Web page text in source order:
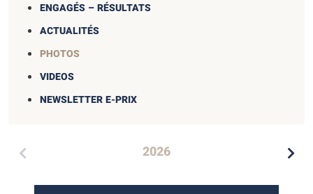
ENGAGÉS – RÉSULTATS
ACTUALITÉS
PHOTOS
VIDEOS
NEWSLETTER E-PRIX
2026